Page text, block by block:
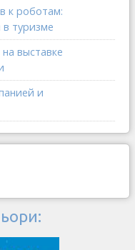
к роботам:
туризме
выставке
и